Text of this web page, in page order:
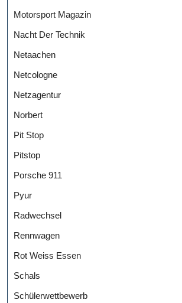
Motorsport Magazin
Nacht Der Technik
Netaachen
Netcologne
Netzagentur
Norbert
Pit Stop
Pitstop
Porsche 911
Pyur
Radwechsel
Rennwagen
Rot Weiss Essen
Schals
Schülerwettbewerb